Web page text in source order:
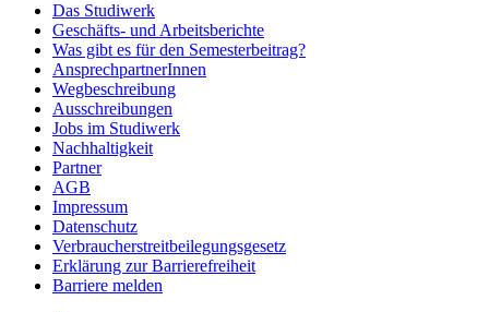
Das Studiwerk
Geschäfts- und Arbeitsberichte
Was gibt es für den Semesterbeitrag?
AnsprechpartnerInnen
Wegbeschreibung
Ausschreibungen
Jobs im Studiwerk
Nachhaltigkeit
Partner
AGB
Impressum
Datenschutz
Verbraucherstreitbeilegungsgesetz
Erklärung zur Barrierefreiheit
Barriere melden